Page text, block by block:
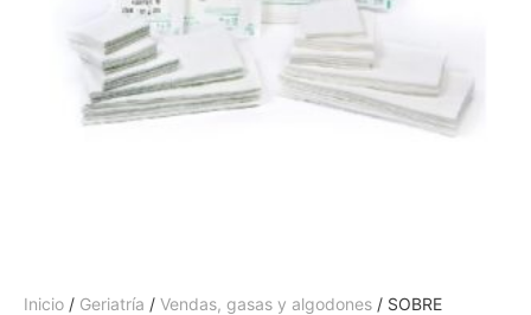
Inicio / Geriatría / Vendas, gasas y algodones / SOBRE